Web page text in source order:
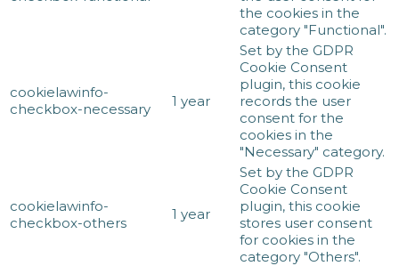
the cookies in the
category "Functional".
cookielawinfo-
checkbox-necessary
1 year
Set by the GDPR
Cookie Consent
plugin, this cookie
records the user
consent for the
cookies in the
"Necessary" category.
cookielawinfo-
checkbox-others
1 year
Set by the GDPR
Cookie Consent
plugin, this cookie
stores user consent
for cookies in the
category "Others".